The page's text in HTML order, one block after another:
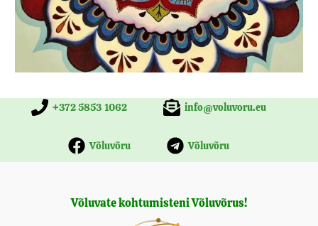
+372 5853 1062 info@voluvoru.eu
Võluvõru Võluvõru
Võluvate kohtumisteni Võluvõrus!